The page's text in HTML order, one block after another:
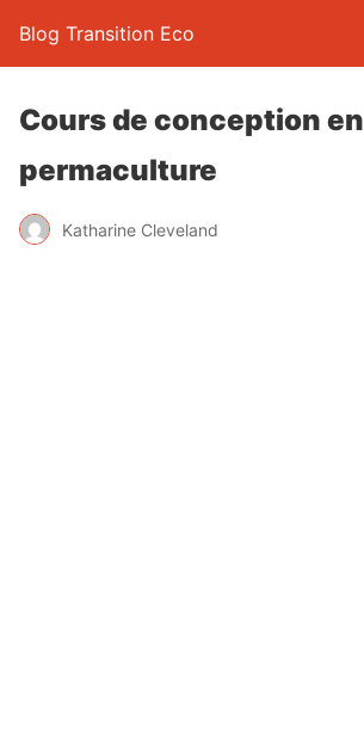
Blog Transition Eco
Cours de conception en
permaculture
Katharine Cleveland